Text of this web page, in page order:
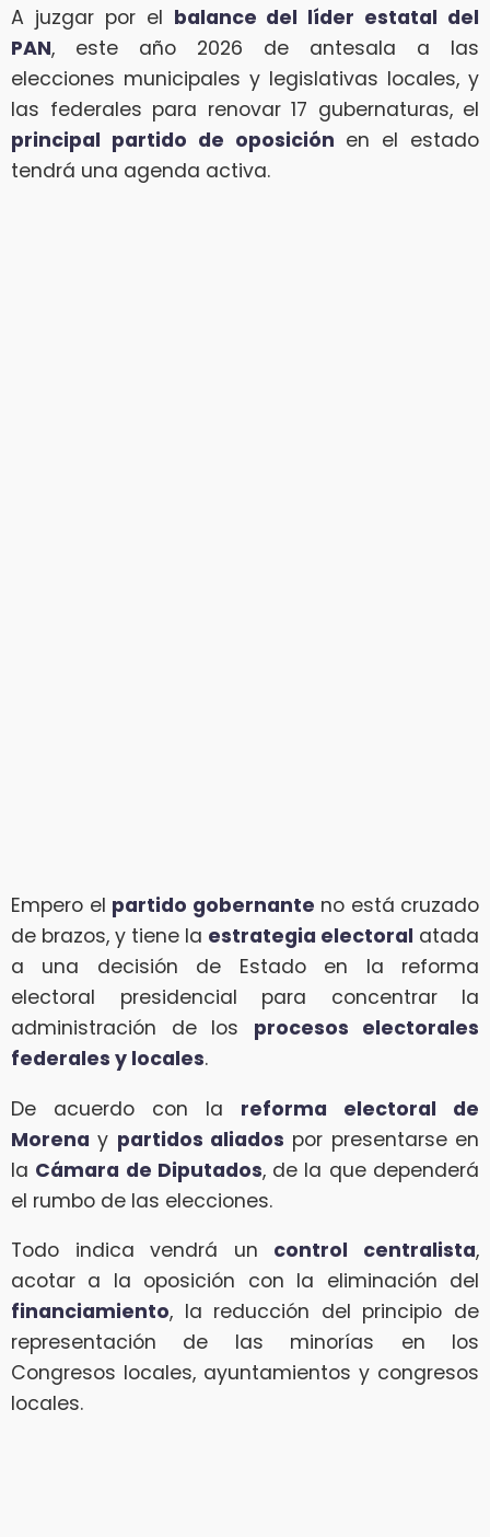
A juzgar por el balance del líder estatal del
PAN, este año 2026 de antesala a las
elecciones municipales y legislativas locales, y
las federales para renovar 17 gubernaturas, el
principal partido de oposición en el estado
tendrá una agenda activa.
Empero el partido gobernante no está cruzado
de brazos, y tiene la estrategia electoral atada
a una decisión de Estado en la reforma
electoral presidencial para concentrar la
administración de los procesos electorales
federales y locales.
De acuerdo con la reforma electoral de
Morena y partidos aliados por presentarse en
la Cámara de Diputados, de la que dependerá
el rumbo de las elecciones.
Todo indica vendrá un control centralista,
acotar a la oposición con la eliminación del
financiamiento, la reducción del principio de
representación de las minorías en los
Congresos locales, ayuntamientos y congresos
locales.